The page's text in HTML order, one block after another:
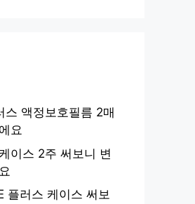
스 액정보호필름 2매
요
이스 2주 써보니 변
플러스 케이스 써보